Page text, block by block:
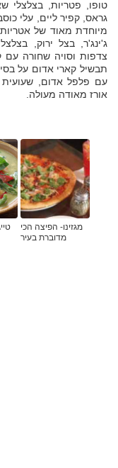
טופו, פטריות, בצלצלי
גראס, קפיר ליים, עלי
מיוחדת מאוד של
ג'ינג'ר, בצל ירוק,
צדפות וסויה שחורה עם
תבשיל קארי אדום על
עם פלפל אדום, שעועית
אורז מאודה מעולה.
מגזינו- הפיצה הכי
מדוברת בעיר